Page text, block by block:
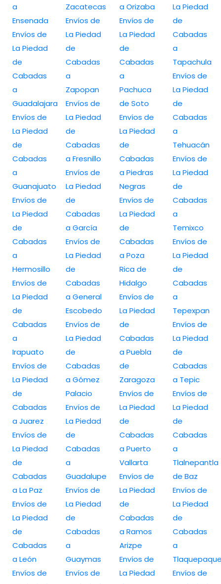
a
Ensenada
Envíos de
La Piedad
de
Cabadas
a
Guadalajara
Envíos de
La Piedad
de
Cabadas
a
Guanajuato
Envíos de
La Piedad
de
Cabadas
a
Hermosillo
Envíos de
La Piedad
de
Cabadas
a
Irapuato
Envíos de
La Piedad
de
Cabadas
a Juarez
Envíos de
La Piedad
de
Cabadas
a La Paz
Envíos de
La Piedad
de
Cabadas
a León
Envíos de
Zacatecas
Envíos de
La Piedad
de
Cabadas
a
Zapopan
Envíos de
La Piedad
de
Cabadas
a Fresnillo
Envíos de
La Piedad
de
Cabadas
a García
Envíos de
La Piedad
de
Cabadas
a General
Escobedo
Envíos de
La Piedad
de
Cabadas
a Gómez
Palacio
Envíos de
La Piedad
de
Cabadas
a
Guadalupe
Envíos de
La Piedad
de
Cabadas
a
Guaymas
Envíos de
a Orizaba
Envíos de
La Piedad
de
Cabadas
a
Pachuca
de Soto
Envíos de
La Piedad
de
Cabadas
a Piedras
Negras
Envíos de
La Piedad
de
Cabadas
a Poza
Rica de
Hidalgo
Envíos de
La Piedad
de
Cabadas
a Puebla
de
Zaragoza
Envíos de
La Piedad
de
Cabadas
a Puerto
Vallarta
Envíos de
La Piedad
de
Cabadas
a Ramos
Arizpe
Envíos de
La Piedad
La Piedad
de
Cabadas
a
Tapachula
Envíos de
La Piedad
de
Cabadas
a
Tehuacán
Envíos de
La Piedad
de
Cabadas
a
Temixco
Envíos de
La Piedad
de
Cabadas
a
Tepexpan
Envíos de
La Piedad
de
Cabadas
a Tepic
Envíos de
La Piedad
de
Cabadas
a
Tlalnepantla
de Baz
Envíos de
La Piedad
de
Cabadas
a
Envíos de